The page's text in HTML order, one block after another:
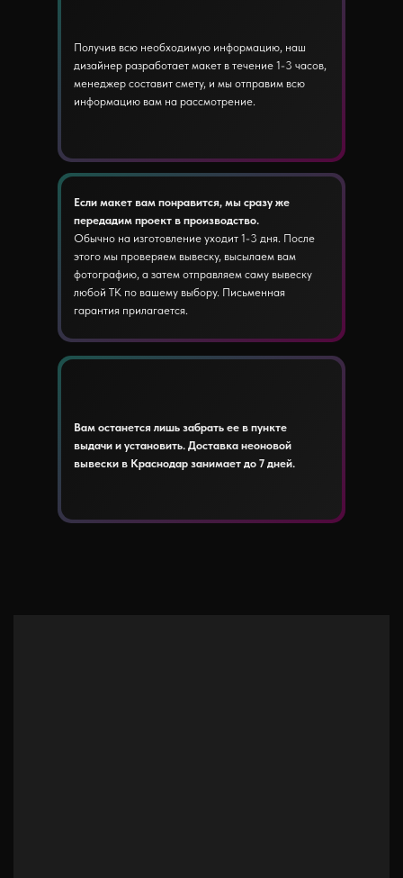
Получив всю необходимую информацию, наш
дизайнер разработает макет в течение 1-3 часов,
менеджер составит смету, и мы отправим всю
информацию вам на рассмотрение.
Если макет вам понравится, мы сразу же
передадим проект в производство.
Обычно на изготовление уходит 1-3 дня. После
этого мы проверяем вывеску, высылаем вам
фотографию, а затем отправляем саму вывеску
любой ТК по вашему выбору. Письменная
гарантия прилагается.
Вам останется лишь забрать ее в пункте
выдачи и установить. Доставка неоновой
вывески в Краснодар занимает до 7 дней.